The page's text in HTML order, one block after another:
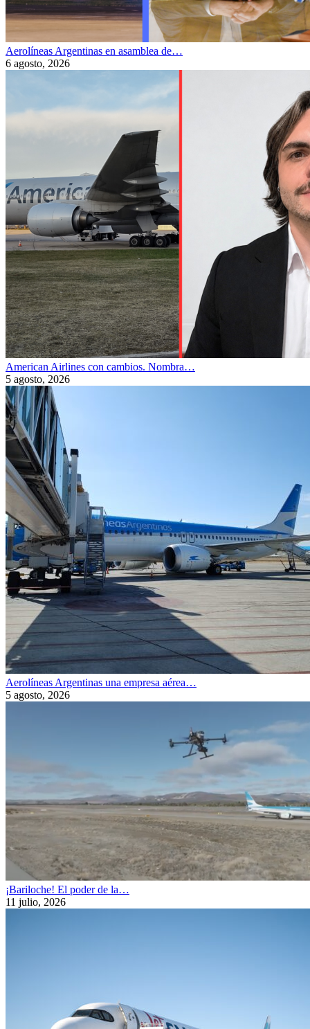
Aerolíneas Argentinas en asamblea de…
6 agosto, 2026
American Airlines con cambios. Nombra…
5 agosto, 2026
Aerolíneas Argentinas una empresa aérea…
5 agosto, 2026
¡Bariloche! El poder de la…
11 julio, 2026